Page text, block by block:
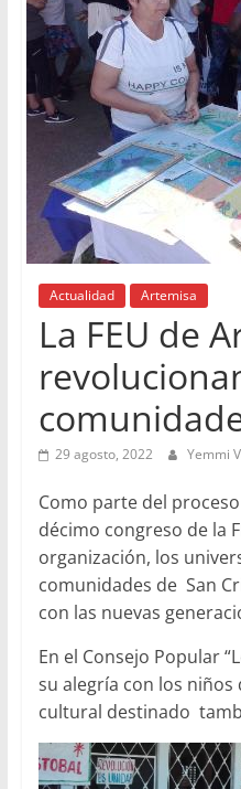
Actualidad Artemisa
La FEU de
29 agosto, 2022 Yemmi
Como parte del
décimo congreso de la
organización, los
comunidades de San
con las nuevas
En el Consejo Popular
su alegría con los
cultural destinado